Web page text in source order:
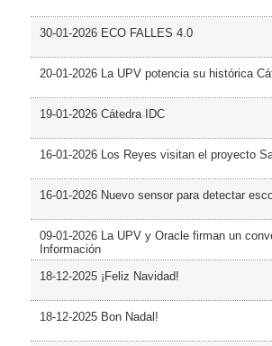
30-01-2026 ECO FALLES 4.0
20-01-2026 La UPV potencia su histórica
19-01-2026 Cátedra IDC
16-01-2026 Los Reyes visitan el proyecto
16-01-2026 Nuevo sensor para detectar
09-01-2026 La UPV y Oracle firman un
Información
18-12-2025 ¡Feliz Navidad!
18-12-2025 Bon Nadal!